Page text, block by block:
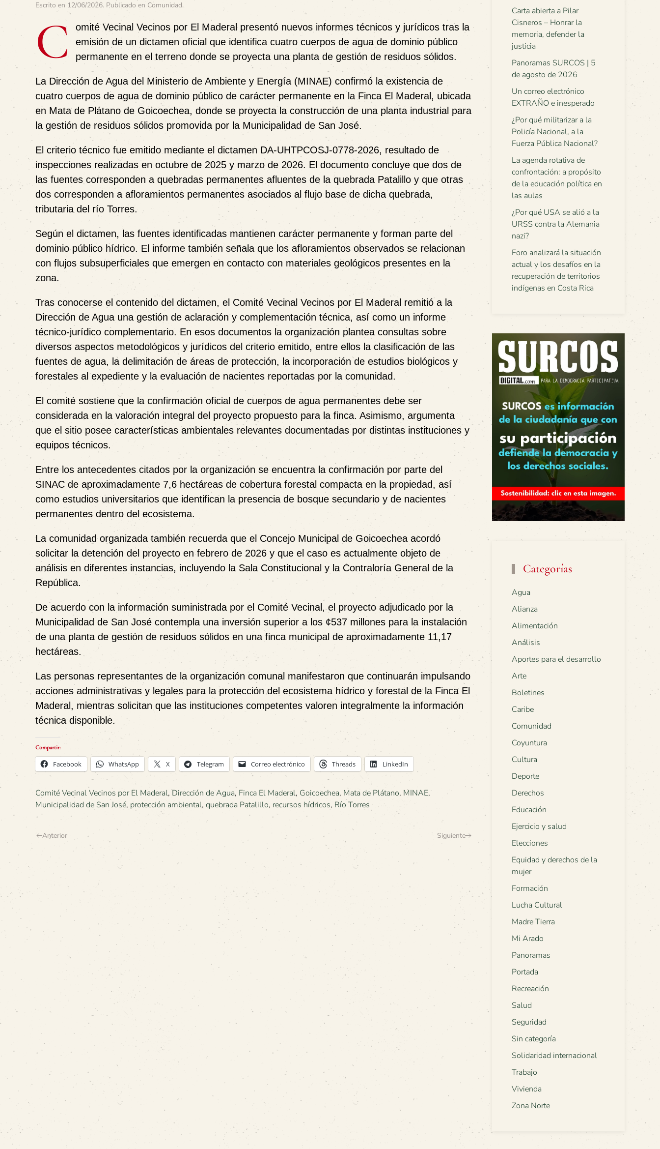
Escrito en 12/06/2026. Publicado en Comunidad.
C
omité Vecinal Vecinos por El Maderal presentó nuevos informes técnicos y jurídicos tras la
emisión de un dictamen oficial que identifica cuatro cuerpos de agua de dominio público
permanente en el terreno donde se proyecta una planta de gestión de residuos sólidos.
La Dirección de Agua del Ministerio de Ambiente y Energía (MINAE) confirmó la existencia de
cuatro cuerpos de agua de dominio público de carácter permanente en la Finca El Maderal, ubicada
en Mata de Plátano de Goicoechea, donde se proyecta la construcción de una planta industrial para
la gestión de residuos sólidos promovida por la Municipalidad de San José.
El criterio técnico fue emitido mediante el dictamen DA-UHTPCOSJ-0778-2026, resultado de
inspecciones realizadas en octubre de 2025 y marzo de 2026. El documento concluye que dos de
las fuentes corresponden a quebradas permanentes afluentes de la quebrada Patalillo y que otras
dos corresponden a afloramientos permanentes asociados al flujo base de dicha quebrada,
tributaria del río Torres.
Según el dictamen, las fuentes identificadas mantienen carácter permanente y forman parte del
dominio público hídrico. El informe también señala que los afloramientos observados se relacionan
con flujos subsuperficiales que emergen en contacto con materiales geológicos presentes en la
zona.
Tras conocerse el contenido del dictamen, el Comité Vecinal Vecinos por El Maderal remitió a la
Dirección de Agua una gestión de aclaración y complementación técnica, así como un informe
técnico-jurídico complementario. En esos documentos la organización plantea consultas sobre
diversos aspectos metodológicos y jurídicos del criterio emitido, entre ellos la clasificación de las
fuentes de agua, la delimitación de áreas de protección, la incorporación de estudios biológicos y
forestales al expediente y la evaluación de nacientes reportadas por la comunidad.
El comité sostiene que la confirmación oficial de cuerpos de agua permanentes debe ser
considerada en la valoración integral del proyecto propuesto para la finca. Asimismo, argumenta
que el sitio posee características ambientales relevantes documentadas por distintas instituciones y
equipos técnicos.
Entre los antecedentes citados por la organización se encuentra la confirmación por parte del
SINAC de aproximadamente 7,6 hectáreas de cobertura forestal compacta en la propiedad, así
como estudios universitarios que identifican la presencia de bosque secundario y de nacientes
permanentes dentro del ecosistema.
La comunidad organizada también recuerda que el Concejo Municipal de Goicoechea acordó
solicitar la detención del proyecto en febrero de 2026 y que el caso es actualmente objeto de
análisis en diferentes instancias, incluyendo la Sala Constitucional y la Contraloría General de la
República.
De acuerdo con la información suministrada por el Comité Vecinal, el proyecto adjudicado por la
Municipalidad de San José contempla una inversión superior a los ¢537 millones para la instalación
de una planta de gestión de residuos sólidos en una finca municipal de aproximadamente 11,17
hectáreas.
Las personas representantes de la organización comunal manifestaron que continuarán impulsando
acciones administrativas y legales para la protección del ecosistema hídrico y forestal de la Finca El
Maderal, mientras solicitan que las instituciones competentes valoren integralmente la información
técnica disponible.
Compartir:
Facebook WhatsApp X Telegram Correo electrónico Threads LinkedIn
Comité Vecinal Vecinos por El Maderal,Dirección de Agua, Finca El Maderal, Goicoechea, Mata de Plátano, MINAE,
Municipalidad de San José, protección ambiental, quebrada Patalillo, recursos hídricos, Río Torres
Anterior Siguiente
Carta abierta a Pilar
Cisneros – Honrar la
memoria, defender la
justicia
Panoramas SURCOS | 5
de agosto de 2026
Un correo electrónico
EXTRAÑO e inesperado
¿Por qué militarizar a la
Policía Nacional, a la
Fuerza Pública Nacional?
La agenda rotativa de
confrontación: a propósito
de la educación política en
las aulas
¿Por qué USA se alió a la
URSS contra la Alemania
nazi?
Foro analizará la situación
actual y los desafíos en la
recuperación de territorios
indígenas en Costa Rica
Categorías
Agua
Alianza
Alimentación
Análisis
Aportes para el desarrollo
Arte
Boletines
Caribe
Comunidad
Coyuntura
Cultura
Deporte
Derechos
Educación
Ejercicio y salud
Elecciones
Equidad y derechos de la
mujer
Formación
Lucha Cultural
Madre Tierra
Mi Arado
Panoramas
Portada
Recreación
Salud
Seguridad
Sin categoría
Solidaridad internacional
Trabajo
Vivienda
Zona Norte